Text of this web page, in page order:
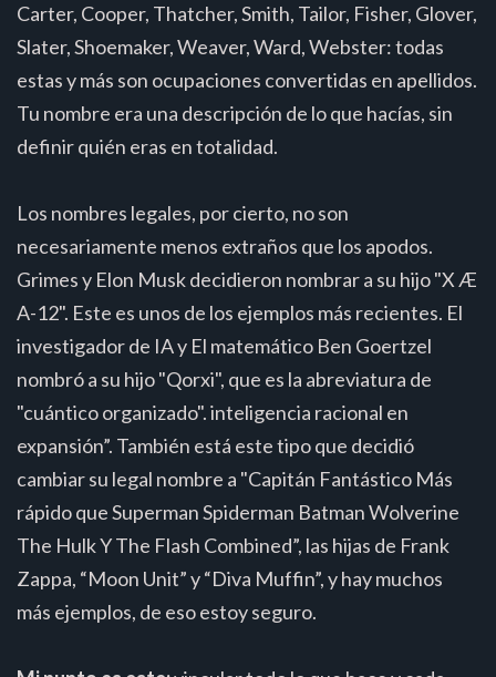
Carter, Cooper, Thatcher, Smith, Tailor, Fisher, Glover,
Slater, Shoemaker, Weaver, Ward, Webster: todas
estas y más son ocupaciones convertidas en apellidos.
Tu nombre era una descripción de lo que hacías, sin
definir quién eras en totalidad.
Los nombres legales, por cierto, no son
necesariamente menos extraños que los apodos.
Grimes y Elon Musk decidieron nombrar a su hijo "X Æ
A-12". Este es unos de los ejemplos más recientes. El
investigador de IA y El matemático Ben Goertzel
nombró a su hijo "Qorxi", que es la abreviatura de
"cuántico organizado". inteligencia racional en
expansión”. También está este tipo que decidió
cambiar su legal nombre a "Capitán Fantástico Más
rápido que Superman Spiderman Batman Wolverine
The Hulk Y The Flash Combined”, las hijas de Frank
Zappa, “Moon Unit” y “Diva Muffin”, y hay muchos
más ejemplos, de eso estoy seguro.